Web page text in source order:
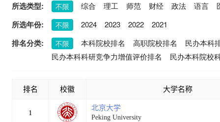
所选类型: 不限 综合 理工 师范 财经 政法 语言
所选年份: 不限 2024 2023 2022 2021
排名分类: 不限 本科院校排名 高职院校排名
民办本科
民办本科科研竞争力增值评价排名
民办本科院校
排名 校徽 大学名称
1
北京大学
Peking University